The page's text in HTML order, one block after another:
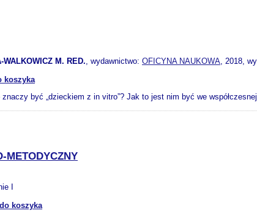
WALKOWICZ M. RED., wydawnictwo: OFICYNA NAUKOWA, 2018,
koszyka
być „dzieckiem z in vitro”? Jak to jest nim być we
METODYCZNY
I
koszyka